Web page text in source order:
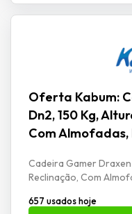
Oferta Kabum:
Dn2, 150 Kg,
Com
Cadeira Gamer
Reclinação, Com
657 usados hoje